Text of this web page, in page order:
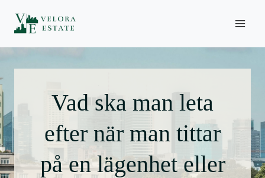
innehåll
Vad ska man leta
efter när man tittar
på en lägenhet eller